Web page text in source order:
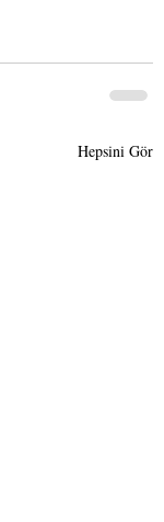
Hepsini Gör